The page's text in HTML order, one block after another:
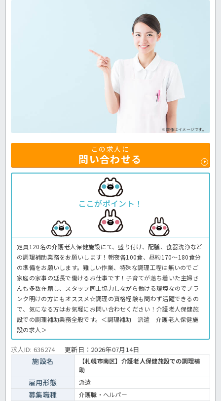
※画像はイメージです。
この求人に
問い合わせる
ここがポイント！
定員120名の介護老人保健施設にて、盛り付け、配膳、食器洗浄など
の調理補助業務をお願いします！朝夜各100食、昼約170〜180食分
の準備をお願いします。難しい作業、特殊な調理工程は無いのでご
家庭の家事の延長で働けるお仕事です！子育てが落ち着いた主婦さ
んも多数在籍し、スタッフ同士協力しながら働ける環境なのでブラ
ンク明けの方にもオススメ☆調理の資格経験も問わず活躍できるの
で、気になる方はお気軽にお問い合わせください！介護老人保健施
設での調理補助業務全般です。＜調理補助 派遣 介護老人保健施
設の求人＞
求人ID: 636274 更新日： 2026年07月14日
施設名
【札幌市南区】介護老人保健施設での調理補
助
雇用形態 派遣
募集職種 介護職・ヘルパー